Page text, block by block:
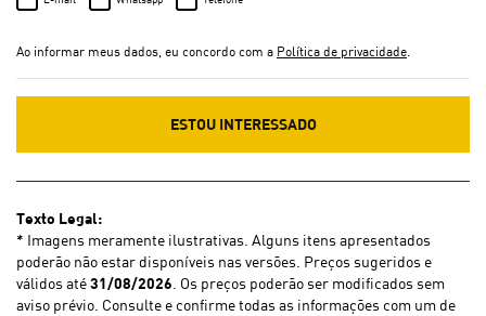
Ao informar meus dados, eu concordo com a Política de privacidade
ESTOU INTERESSADO
Texto Legal:
* Imagens meramente ilustrativas. Alguns itens apresentados
poderão não estar disponíveis nas versões. Preços sugeridos e
válidos até31/08/2026 . Os preços poderão ser modificados sem
aviso prévio. Consulte e confirme todas as informações com um de